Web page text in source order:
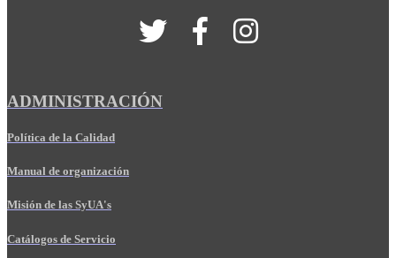
ADMINISTRACIÓN
Política de la Calidad
Manual de organización
Misión de las SyUA's
Catálogos de Servicio